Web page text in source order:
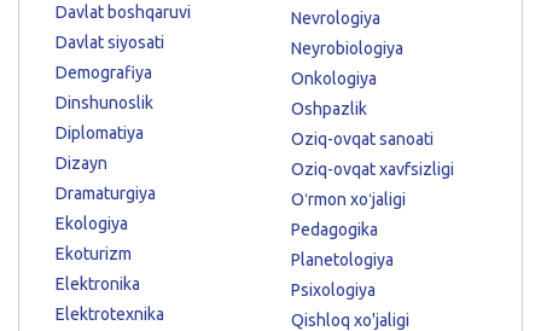
Davlat boshqaruvi
Davlat siyosati
Demografiya
Dinshunoslik
Diplomatiya
Dizayn
Dramaturgiya
Ekologiya
Ekoturizm
Elektronika
Elektrotexnika
Nevrologiya
Neyrobiologiya
Onkologiya
Oshpazlik
Oziq-ovqat sanoati
Oziq-ovqat xavfsizligi
Oʻrmon xoʻjaligi
Pedagogika
Planetologiya
Psixologiya
Qishloq xo'jaligi